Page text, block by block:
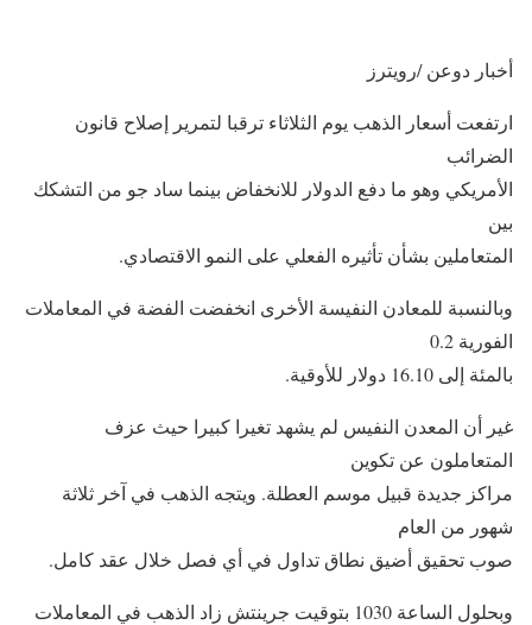
أخبار دوعن /رويترز
ارتفعت أسعار الذهب يوم الثلاثاء ترقبا لتمرير إصلاح قانون
الضرائب
الأمريكي وهو ما دفع الدولار للانخفاض بينما ساد جو من التشكك
بين
المتعاملين بشأن تأثيره الفعلي على النمو الاقتصادي.
وبالنسبة للمعادن النفيسة الأخرى انخفضت الفضة في المعاملات
الفورية 0.2
بالمئة إلى 16.10 دولار للأوقية.
غير أن المعدن النفيس لم يشهد تغيرا كبيرا حيث عزف
المتعاملون عن تكوين
مراكز جديدة قبيل موسم العطلة. ويتجه الذهب في آخر ثلاثة
شهور من العام
صوب تحقيق أضيق نطاق تداول في أي فصل خلال عقد كامل.
وبحلول الساعة 1030 بتوقيت جرينتش زاد الذهب في المعاملات